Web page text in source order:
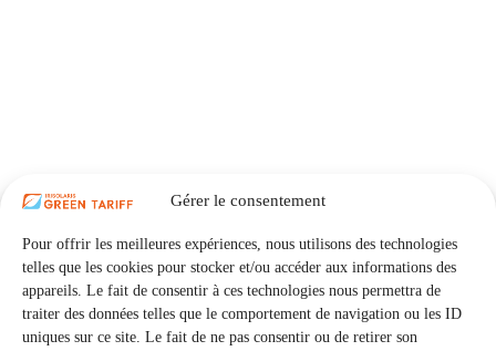
Gérer le consentement
Pour offrir les meilleures expériences, nous utilisons des technologies
telles que les cookies pour stocker et/ou accéder aux informations des
appareils. Le fait de consentir à ces technologies nous permettra de
traiter des données telles que le comportement de navigation ou les ID
uniques sur ce site. Le fait de ne pas consentir ou de retirer son